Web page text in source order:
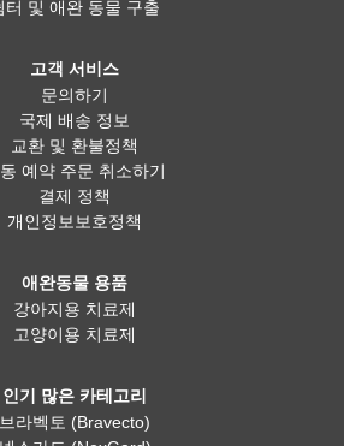
터 및 애완 동물 구출
고객 서비스
문의하기
국제 배송 정보
교환 및 환불정책
예약 주문 취소하기
결제 정책
개인정보보호정책
애완동물 용품
강아지용 치료제
고양이용 치료제
인기 많은 카테고리
브라벡토 (Bravecto)